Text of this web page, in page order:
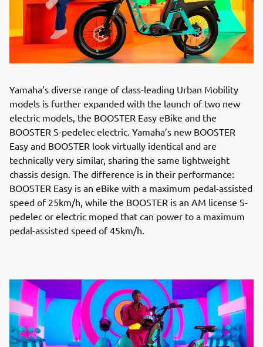
Yamaha’s diverse range of class-leading Urban Mobility
models is further expanded with the launch of two new
electric models, the BOOSTER Easy eBike and the
BOOSTER S-pedelec electric. Yamaha’s new BOOSTER
Easy and BOOSTER look virtually identical and are
technically very similar, sharing the same lightweight
chassis design. The difference is in their performance:
BOOSTER Easy is an eBike with a maximum pedal-assisted
speed of 25km/h, while the BOOSTER is an AM license S-
pedelec or electric moped that can power to a maximum
pedal-assisted speed of 45km/h.